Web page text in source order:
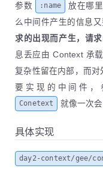
参数
:name
放在哪
么中间件产生的信息
求的出现而产生，请
息丢应由 Context 承
复杂性留在内部，而
要实现的中间件
Conetext 就像一次
具体实现
day2-context/gee/